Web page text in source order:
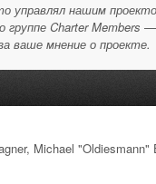
управлял нашим
Charter Members —
ваше мнение о проекте.
Michael